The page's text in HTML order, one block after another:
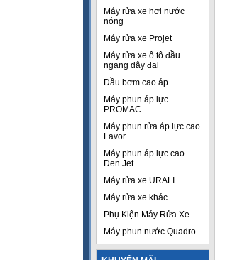
Máy rửa xe hơi nước
nóng
Máy rửa xe Projet
Máy rửa xe ô tô đầu
ngang dây đai
Đầu bơm cao áp
Máy phun áp lực
PROMAC
Máy phun rửa áp lực cao
Lavor
Máy phun áp lực cao
Den Jet
Máy rửa xe URALI
Máy rửa xe khác
Phụ Kiện Máy Rửa Xe
Máy phun nước Quadro